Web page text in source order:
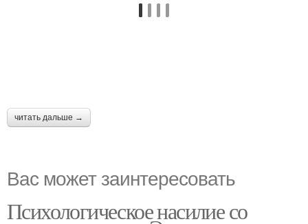
читать дальше →
Вас может заинтересовать
Психологическое насилие со